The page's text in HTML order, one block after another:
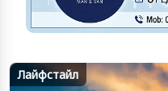
Лайфстайл